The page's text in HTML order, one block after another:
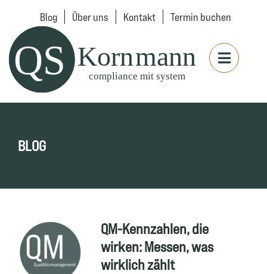
Blog Über uns Kontakt Termin buchen
BLOG
QM-Kennzahlen, die
wirken: Messen, was
wirklich zählt